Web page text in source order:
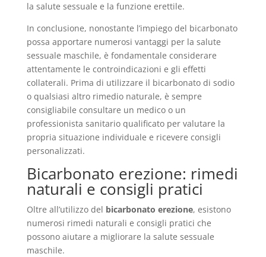
la salute sessuale e la funzione erettile.
In conclusione, nonostante l’impiego del bicarbonato
possa apportare numerosi vantaggi per la salute
sessuale maschile, è fondamentale considerare
attentamente le controindicazioni e gli effetti
collaterali. Prima di utilizzare il bicarbonato di sodio
o qualsiasi altro rimedio naturale, è sempre
consigliabile consultare un medico o un
professionista sanitario qualificato per valutare la
propria situazione individuale e ricevere consigli
personalizzati.
Bicarbonato erezione: rimedi
naturali e consigli pratici
Oltre all’utilizzo del bicarbonato erezione, esistono
numerosi rimedi naturali e consigli pratici che
possono aiutare a migliorare la salute sessuale
maschile.